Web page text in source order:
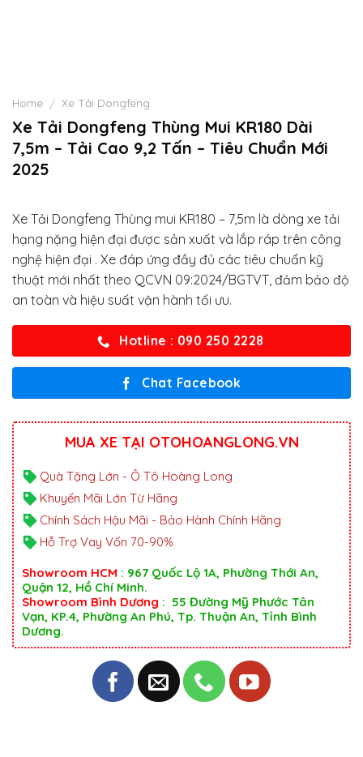
Home / Xe Tải Dongfeng
Xe Tải Dongfeng Thùng Mui KR180 Dài
7,5m – Tải Cao 9,2 Tấn – Tiêu Chuẩn Mới
2025
Xe Tải Dongfeng Thùng mui KR180 – 7,5m là dòng xe tải
hạng nặng hiện đại được sản xuất và lắp ráp trên công
nghệ hiện đại . Xe đáp ứng đầy đủ các tiêu chuẩn kỹ
thuật mới nhất theo QCVN 09:2024/BGTVT, đảm bảo độ
an toàn và hiệu suất vận hành tối ưu.
Hotline : 090 250 2228
Chat Facebook
MUA XE TẠI OTOHOANGLONG.VN
Quà Tặng Lớn - Ô Tô Hoàng Long
Khuyến Mãi Lớn Từ Hãng
Chính Sách Hậu Mãi - Bảo Hành Chính Hãng
Hỗ Trợ Vay Vốn 70-90%
Showroom HCM : 967 Quốc Lộ 1A, Phường Thới An,
Quận 12, Hồ Chí Minh.
Showroom Bình Dương : 55 Đường Mỹ Phước Tân
Vạn, KP.4, Phường An Phú, Tp. Thuận An, Tỉnh Bình
Dương.